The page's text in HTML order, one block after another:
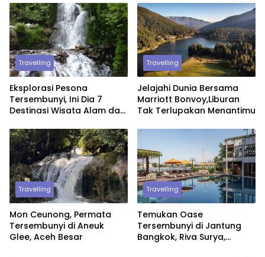
Disiplin Prokes
Travelling
Eksplorasi Pesona
Tersembunyi, Ini Dia 7
Destinasi Wisata Alam dan
Travelling
Jelajahi Dunia Bersama
Marriott Bonvoy,Liburan
Tak Terlupakan Menantimu
Travelling
Mon Ceunong, Permata
Tersembunyi di Aneuk
Glee, Aceh Besar
Travelling
Temukan Oase
Tersembunyi di Jantung
Bangkok, Riva Surya,